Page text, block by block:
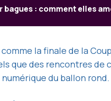
bagues : comment elles
la finale de la
que des rencontres
du ballon rond.